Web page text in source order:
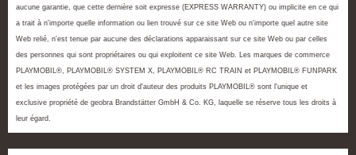
aucune garantie, que cette dernière soit expresse (EXPRESS WARRANTY) ou implicite en ce qui
a trait à n'importe quelle information ou lien trouvé sur ce site Web ou n'importe quel autre site
Web relié, n'est tenue par aucune des déclarations apparaissant sur ce site Web ou par celles
des personnes qui sont propriétaires ou qui exploitent ce site Web. Les marques de commerce
PLAYMOBIL®, PLAYMOBIL® SYSTEM X, PLAYMOBIL® RC TRAIN et PLAYMOBIL® FUNPARK
et les images protégées par un droit d'auteur des produits PLAYMOBIL® sont l'unique et
exclusive propriété de geobra Brandstätter GmbH & Co. KG, laquelle se réserve tous les droits à
leur égard.